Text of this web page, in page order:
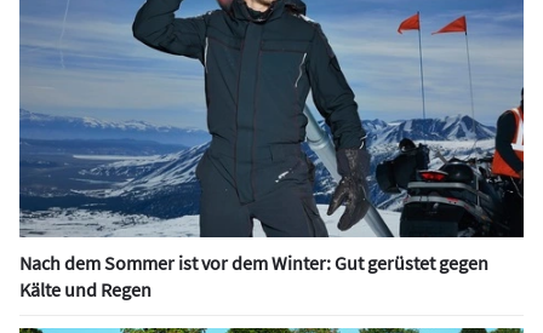
Nach dem Sommer ist vor dem Winter: Gut gerüstet gegen
Kälte und Regen